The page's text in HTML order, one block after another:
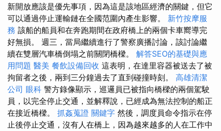
新開放應該是優先事項，因為這是該地區經濟的關鍵，但它
可以通過停止運輸鏈在全國范圍內產生影響。 新竹按摩服
務 該船的船員和在奔跑期間在政府橋上的兩個卡車嚮導完
好無損。 週三，當局繼續進行了警察廣播討論，該討論繼
續在雙層汽車橋倒塌之前關閉橋樑。 解答SEO的基礎與應
用問題 醫美 餐飲設備回收 這表明，在達里容器被送去了被
拘留者之後，兩到三分鐘過去了直到碰撞時刻。 高雄清潔
公司 眼科 警方錄像顯示，巡邏員已被指向橋樑的兩個駕駛
員，以完全停止交通，並解釋說，已經成為無法控制的船正
在接近橋樑。 抓姦蒐證 關鍵字 然後，調度員命令指示在停
止後停止交通，沒有人在橋上，因為越來越多的人在工作中